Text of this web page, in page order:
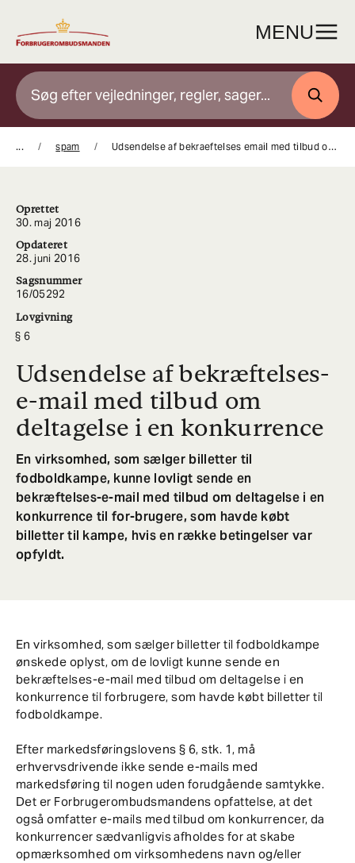
indhold
MENU
SØG
... spam Udsendelse af bekraeftelses email med tilbud om deltagelse i en konkurrence
Oprettet
30. maj 2016
Opdateret
28. juni 2016
Sagsnummer
16/05292
Lovgivning
6
Udsendelse af bekræftelses-
e-mail med tilbud om
deltagelse i en konkurrence
En virksomhed, som sælger billetter til
fodboldkampe, kunne lovligt sende en
bekræftelses-e-mail med tilbud om deltagelse i en
konkurrence til for-brugere, som havde købt
billetter til kampe, hvis en række betingelser var
opfyldt.
En virksomhed, som sælger billetter til fodboldkampe
ønskede oplyst, om de lovligt kunne sende en
bekræftelses-e-mail med tilbud om deltagelse i en
konkurrence til forbrugere, som havde købt billetter til
fodboldkampe.
Efter markedsføringslovens § 6, stk. 1, må
erhvervsdrivende ikke sende e-mails med
markedsføring til nogen uden forudgående samtykke.
Det er Forbrugerombudsmandens opfattelse, at det
også omfatter e-mails med tilbud om konkurrencer, da
konkurrencer sædvanligvis afholdes for at skabe
opmærksomhed om virksomhedens navn og/eller